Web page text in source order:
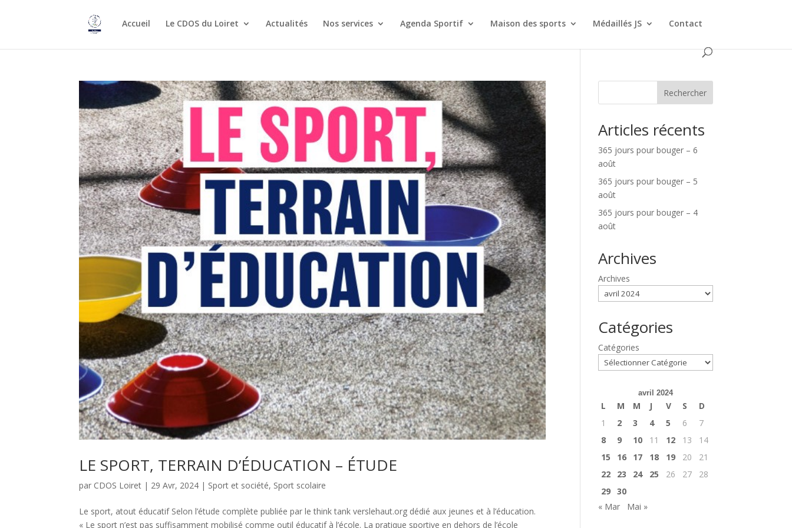
Accueil Le CDOS du Loiret Actualités Nos services Agenda Sportif Maison des sports Médaillés JS Contact
LE SPORT, TERRAIN D’ÉDUCATION – ÉTUDE
par CDOS Loiret | 29 Avr, 2024 | Sport et société, Sport scolaire
Le sport, atout éducatif Selon l’étude complète publiée par le think tank verslehaut.org dédié aux jeunes et à l’éducation.
« Le sport n’est pas suffisamment mobilisé comme outil éducatif à l’école. La pratique sportive en dehors de l’école
Rechercher
Articles récents
365 jours pour bouger – 6
août
365 jours pour bouger – 5
août
365 jours pour bouger – 4
août
Archives
Archives
Catégories
Catégories
avril 2024
L M M J V S
D
1
2 3 4 5 6
7
8
9 10 11 12 13
14
15
16 17 18 19 20
21
22
23 24 25 26 27
28
29 30
« Mar
Mai »